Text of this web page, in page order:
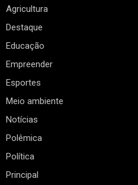
Agricultura
Destaque
Educação
Empreender
Esportes
Meio ambiente
Notícias
Polêmica
Política
Principal